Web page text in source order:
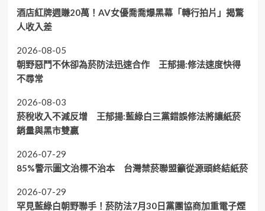
酒店紅牌週賺20萬！AV女優喬喬爆黑幕「轉行拍片」揭驚
人收入差
2026-08-05
朝野惡鬥不休卻為菸防法迅速合作 王郁揚:修法速度快得
不尋常
2026-08-03
菸稅收入不減反增 王郁揚:藍綠白三黨錯誤修法將讓紙菸
銷量與黑市雙贏
2026-07-29
85%警示圖文治標不治本 台灣禁菸聯盟籲從源頭終結紙菸
2026-07-29
罕見藍綠白朝野聯手！菸防法7月30日黨團協商加重電子煙